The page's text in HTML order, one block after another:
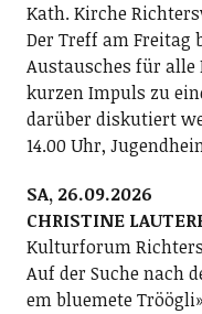
Kath. Kirche
Der Treff am Freitag
Austausches für alle
kurzen Impuls zu
darüber diskutiert
14.00 Uhr,
SA, 26.09.2026
CHRISTINE
Kulturforum
Auf der Suche nach
em bluemete